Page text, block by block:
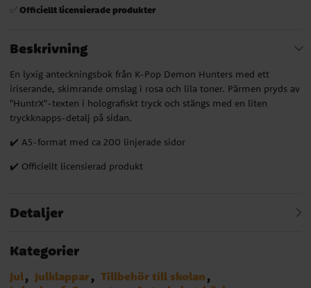
✅ Officiellt licensierade produkter
Beskrivning
En lyxig anteckningsbok från K-Pop Demon Hunters med ett
iriserande, skimrande omslag i rosa och lila toner. Pärmen pryds av
"HuntrX"-texten i holografiskt tryck och stängs med en liten
tryckknapps-detalj på sidan.
✔️ A5-format med ca 200 linjerade sidor
✔️ Officiellt licensierad produkt
Detaljer
Kategorier
Jul Julklappar
Tillbehör till skolan